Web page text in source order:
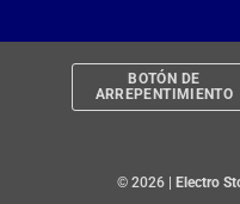
BOTÓN DE
ARREPENTIMIENTO
© 2026 | Electro